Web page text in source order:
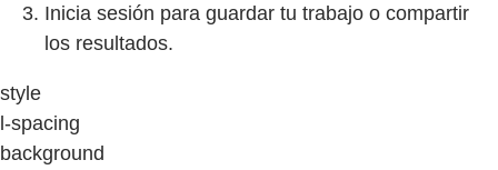
Inicia sesión para guardar tu trabajo o compartir
los resultados.
style
l-spacing
background